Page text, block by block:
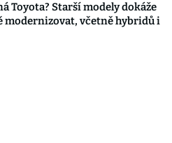
Toyota? Starší modely dokáže
modernizovat, včetně hybridů i